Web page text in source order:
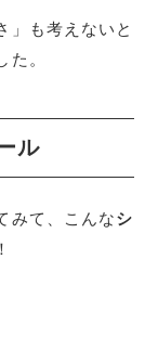
」も考えないと
。
ル
みて、こんなシ